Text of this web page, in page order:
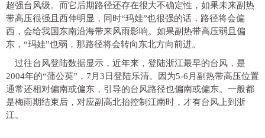
超强台风级。而它后期路径还存在很大不确定性，如果未来副热
带高压很强且西伸明显，同时“玛娃”也很强的话，路径将会偏
西，会给我国东南沿海带来风雨影响。如果副热带高压弱且偏
东，“玛娃”也弱，那路径将会转向东北方向前进。
过往台风登陆数据显示，近年来，登陆浙江最早的台风，是
2004年的“蒲公英”，7月3日登陆乐清。因为5-6月副热带高压位置
通常还相对偏南或偏东，引导的台风路径也偏南或偏东。一般都
是梅雨期结束后，对应副高北抬控制江南时，才有台风上到浙
江。